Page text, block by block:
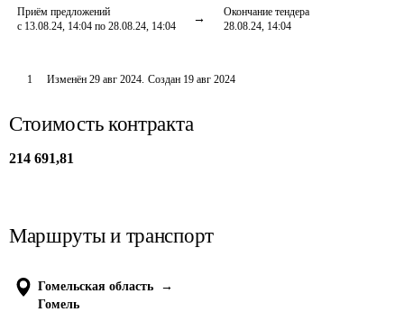
Приём предложений
с 13.08.24, 14:04 по 28.08.24, 14:04
Окончание тендера
28.08.24, 14:04
1 Изменён 29 авг 2024. Создан 19 авг 2024
Стоимость контракта
214 691,81
Маршруты и транспорт
Гомельская область
→
Гомель